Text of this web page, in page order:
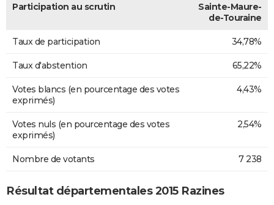
Participation au scrutin
Sainte-Maure-
de-Touraine
Taux de participation 34,78%
Taux d'abstention 65,22%
Votes blancs (en pourcentage des votes
exprimés)
4,43%
Votes nuls (en pourcentage des votes
exprimés)
2,54%
Nombre de votants 7 238
Résultat départementales 2015 Razines